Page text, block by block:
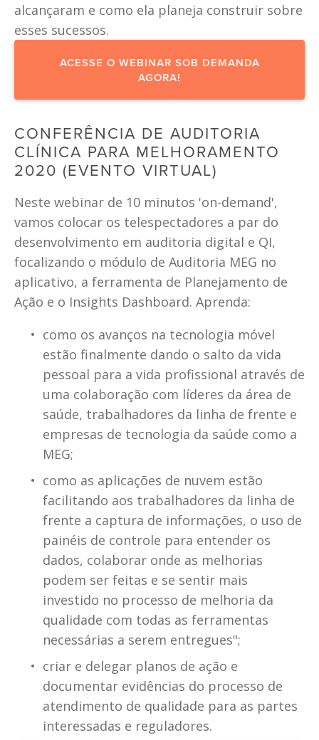
alcançaram e como ela planeja construir sobre
esses sucessos.
ACESSE O WEBINAR SOB DEMANDA
AGORA!
CONFERÊNCIA DE AUDITORIA
CLÍNICA PARA MELHORAMENTO
2020 (EVENTO VIRTUAL)
Neste webinar de 10 minutos 'on-demand',
vamos colocar os telespectadores a par do
desenvolvimento em auditoria digital e QI,
focalizando o módulo de Auditoria MEG no
aplicativo, a ferramenta de Planejamento de
Ação e o Insights Dashboard. Aprenda:
como os avanços na tecnologia móvel
estão finalmente dando o salto da vida
pessoal para a vida profissional através de
uma colaboração com líderes da área de
saúde, trabalhadores da linha de frente e
empresas de tecnologia da saúde como a
MEG;
como as aplicações de nuvem estão
facilitando aos trabalhadores da linha de
frente a captura de informações, o uso de
painéis de controle para entender os
dados, colaborar onde as melhorias
podem ser feitas e se sentir mais
investido no processo de melhoria da
qualidade com todas as ferramentas
necessárias a serem entregues";
criar e delegar planos de ação e
documentar evidências do processo de
atendimento de qualidade para as partes
interessadas e reguladores.